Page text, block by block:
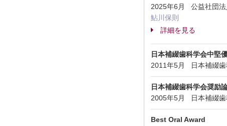
2025年6月 公益社団法
鮎川保則
詳細を見る
日本補綴歯科学会中堅
2011年5月 日本補綴
日本補綴歯科学会奨励
2005年5月 日本補綴
Best Oral Award